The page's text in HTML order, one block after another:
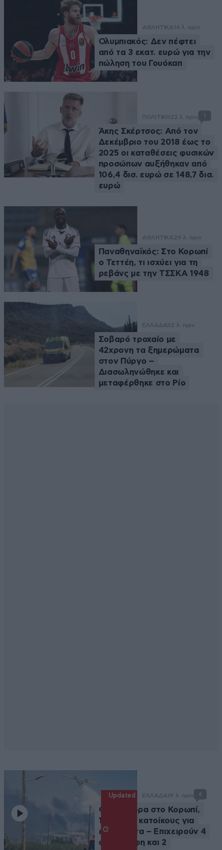
ΑΘΛΗΤΙΚΑ 14 λ. πριν
Ολυμπιακός: Δεν πέφτει
από τα 3 εκατ. ευρώ για την
πώληση του Γουόκαπ
ΠΟΛΙΤΙΚΗ22 λ. πριν 1
Άκης Σκέρτσος: Από τον
Δεκέμβριο του 2018 έως το
2025 οι καταθέσεις φυσικών
προσώπων αυξήθηκαν από
106,4 δισ. ευρώ σε 148,7 δισ.
ευρώ
ΑΘΛΗΤΙΚΑ29 λ. πριν
Παναθηναϊκός: Στο Κορωπί
ο Τεττέη, τι ισχύει για τη
ρεβάνς με την ΤΣΣΚΑ 1948
ΕΛΛΑΔΑ32 λ. πριν
Σοβαρό τροχαίο με
42χρονη τα ξημερώματα
στον Πύργο –
Διασωληνώθηκε και
μεταφέρθηκε στο Ρίο
Updated ΕΛΛΑΔΑ 19 λ. πριν 4
Φωτιά τώρα στο Κορωπί,
112 στους κατοίκους για
ετοιμότητα – Επιχειρούν 4
αεροσκάφη και 2